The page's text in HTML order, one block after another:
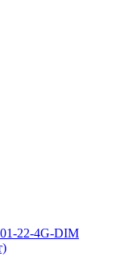
22-4G-DIM